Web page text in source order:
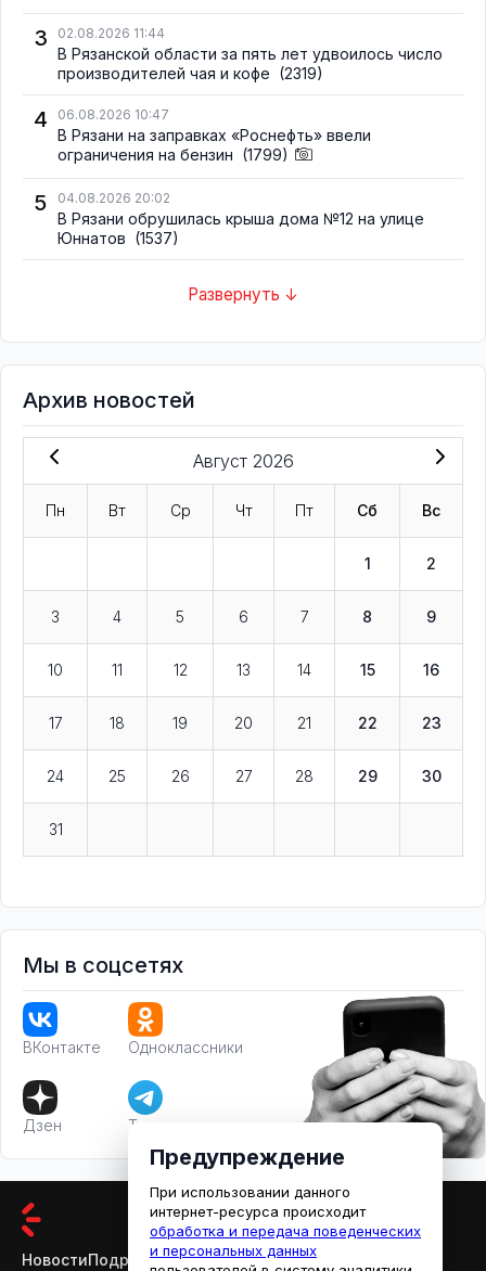
3 02.08.2026 11:44
В Рязанской области за пять лет удвоилось число
производителей чая и кофе (2319)
4 06.08.2026 10:47
В Рязани на заправках «Роснефть» ввели
ограничения на бензин (1799)
5 04.08.2026 20:02
В Рязани обрушилась крыша дома №12 на улице
Юннатов (1537)
Развернуть ↓
Архив новостей
Август 2026
Пн Вт Ср Чт Пт Сб Вс
1 2
3 4 5 6 7 8 9
10 11 12 13 14 15 16
17 18 19 20 21 22 23
24 25 26 27 28 29 30
31
Мы в соцсетях
ВКонтакте Одноклассники
Дзен Телеграм
НовостиПодробностиАфишаКино
Предупреждение
При использовании данного
интернет-ресурса происходит
обработка и передача поведенческих
и персональных данных